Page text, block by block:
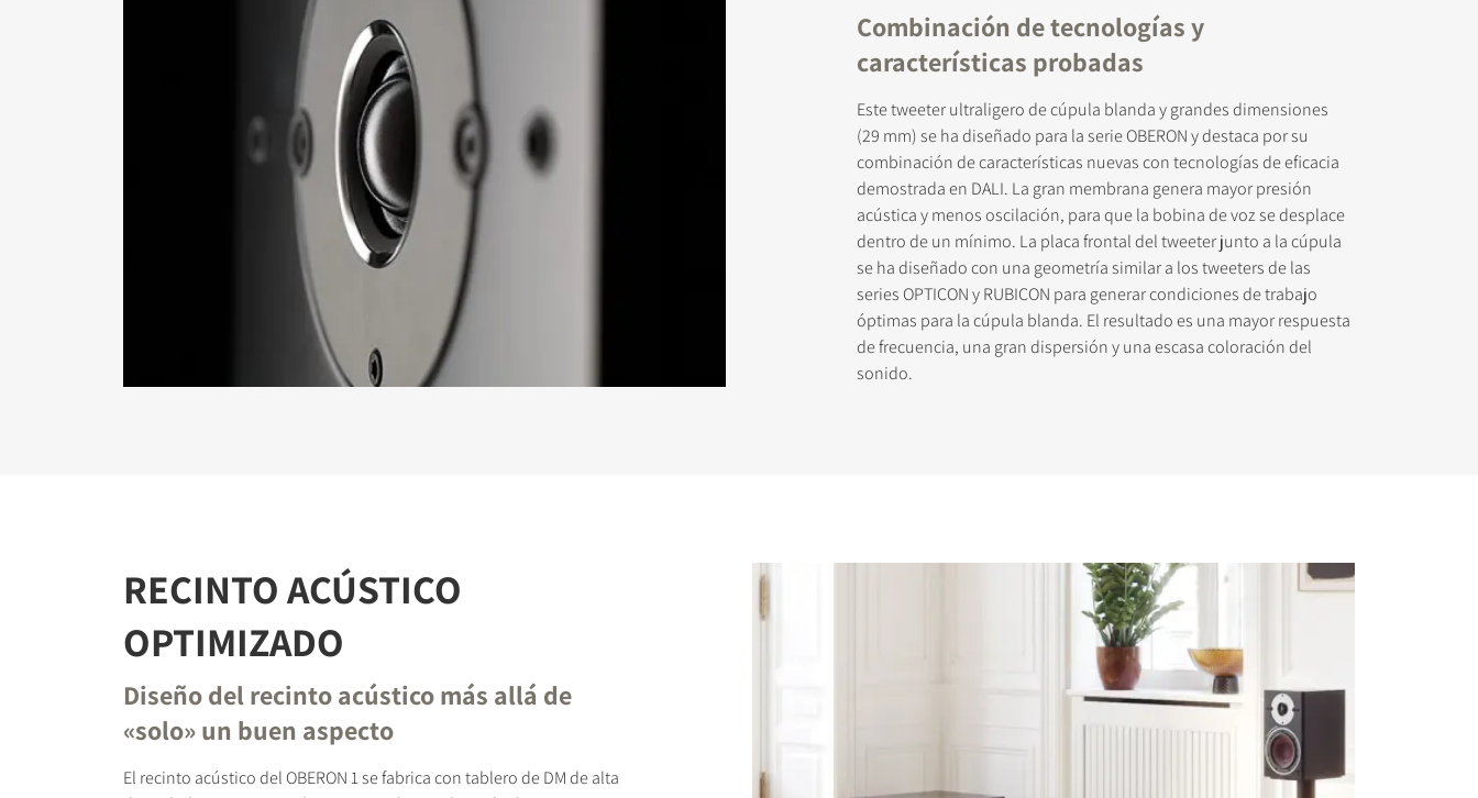
Combinación de tecnologías y
características probadas
Este tweeter ultraligero de cúpula blanda y grandes dimensiones
(29 mm) se ha diseñado para la serie OBERON y destaca por su
combinación de características nuevas con tecnologías de eficacia
demostrada en DALI. La gran membrana genera mayor presión
acústica y menos oscilación, para que la bobina de voz se desplace
dentro de un mínimo. La placa frontal del tweeter junto a la cúpula
se ha diseñado con una geometría similar a los tweeters de las
series OPTICON y RUBICON para generar condiciones de trabajo
óptimas para la cúpula blanda. El resultado es una mayor respuesta
de frecuencia, una gran dispersión y una escasa coloración del
sonido.
RECINTO ACÚSTICO
OPTIMIZADO
Diseño del recinto acústico más allá de
«solo» un buen aspecto
El recinto acústico del OBERON 1 se fabrica con tablero de DM de alta